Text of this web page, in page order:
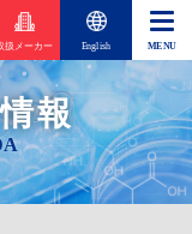
扱メーカー English
報